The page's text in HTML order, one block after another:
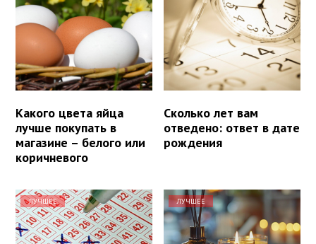
Какого цвета яйца
лучше покупать в
магазине – белого или
коричневого
Сколько лет вам
отведено: ответ в дате
рождения
ЛУЧШЕЕ ЛУЧШЕЕ